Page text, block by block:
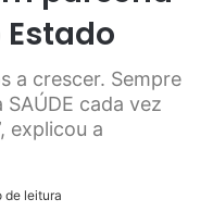
a crescer. Sempre
cada vez
explicou a
de leitura